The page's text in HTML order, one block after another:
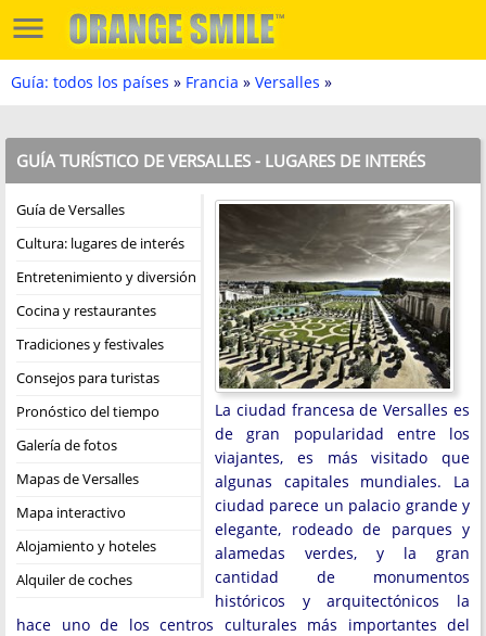
Guía: todos los países » Francia » Versalles »
GUÍA TURÍSTICO DE VERSALLES - LUGARES DE INTERÉS
Guía de Versalles
Cultura: lugares de interés
Entretenimiento y diversión
Cocina y restaurantes
Tradiciones y festivales
Consejos para turistas
Pronóstico del tiempo
Galería de fotos
Mapas de Versalles
Mapa interactivo
Alojamiento y hoteles
Alquiler de coches
La ciudad francesa de Versalles es
de gran popularidad entre los
viajantes, es más visitado que
algunas capitales mundiales. La
ciudad parece un palacio grande y
elegante, rodeado de parques y
alamedas verdes, y la gran
cantidad de monumentos
históricos y arquitectónicos la
hace uno de los centros culturales más importantes del